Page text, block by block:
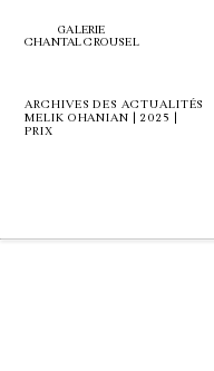
GALERIE
CHANTAL CROUSEL
ARCHIVES DES ACTUALITÉS
MELIK OHANIAN | 2025 |
PRIX